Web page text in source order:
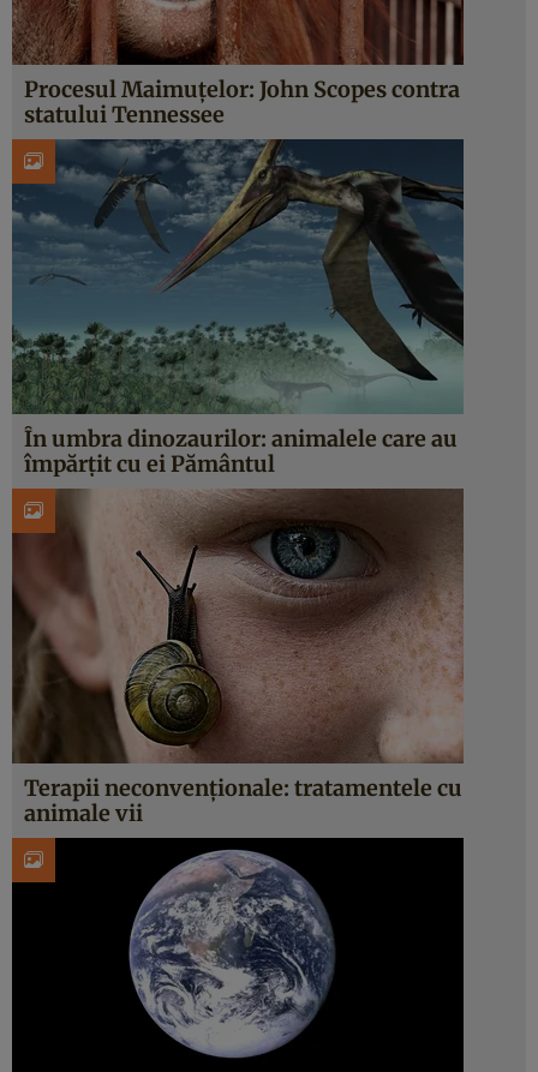
Procesul Maimuţelor: John Scopes contra
statului Tennessee
În umbra dinozaurilor: animalele care au
împărţit cu ei Pământul
Terapii neconvenţionale: tratamentele cu
animale vii